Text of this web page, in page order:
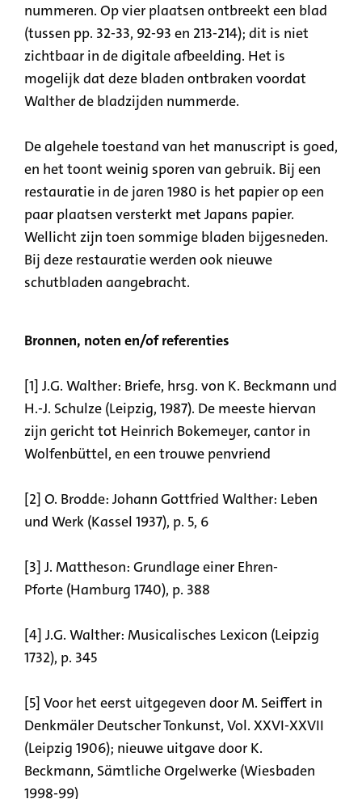
nummeren. Op vier plaatsen ontbreekt een blad
(tussen pp. 32-33, 92-93 en 213-214); dit is niet
zichtbaar in de digitale afbeelding. Het is
mogelijk dat deze bladen ontbraken voordat
Walther de bladzijden nummerde.
De algehele toestand van het manuscript is goed,
en het toont weinig sporen van gebruik. Bij een
restauratie in de jaren 1980 is het papier op een
paar plaatsen versterkt met Japans papier.
Wellicht zijn toen sommige bladen bijgesneden.
Bij deze restauratie werden ook nieuwe
schutbladen aangebracht.
Bronnen, noten en/of referenties
[1] J.G. Walther: Briefe, hrsg. von K. Beckmann und
H.-J. Schulze (Leipzig, 1987). De meeste hiervan
zijn gericht tot Heinrich Bokemeyer, cantor in
Wolfenbüttel, en een trouwe penvriend
[2] O. Brodde: Johann Gottfried Walther: Leben
und Werk (Kassel 1937), p. 5, 6
[3] J. Mattheson: Grundlage einer Ehren-
Pforte (Hamburg 1740), p. 388
[4] J.G. Walther: Musicalisches Lexicon (Leipzig
1732), p. 345
[5] Voor het eerst uitgegeven door M. Seiffert in
Denkmäler Deutscher Tonkunst, Vol. XXVI-XXVII
(Leipzig 1906); nieuwe uitgave door K.
Beckmann, Sämtliche Orgelwerke (Wiesbaden
1998-99)